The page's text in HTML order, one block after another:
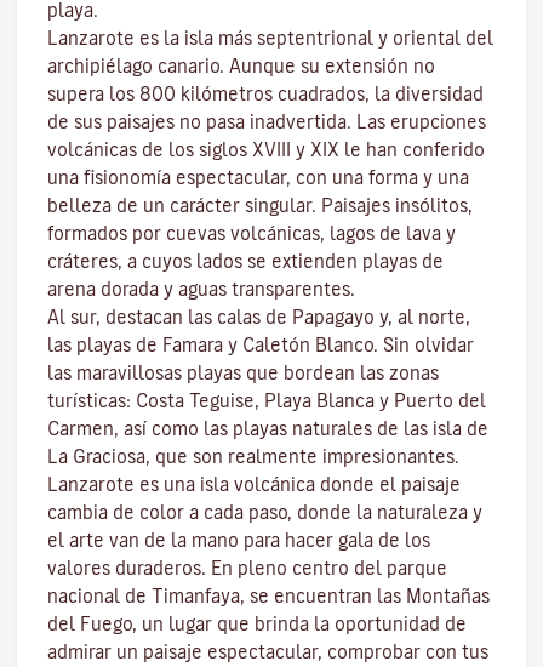
playa.
Lanzarote es la isla más septentrional y oriental del
archipiélago canario. Aunque su extensión no
supera los 800 kilómetros cuadrados, la diversidad
de sus paisajes no pasa inadvertida. Las erupciones
volcánicas de los siglos XVIII y XIX le han conferido
una fisionomía espectacular, con una forma y una
belleza de un carácter singular. Paisajes insólitos,
formados por cuevas volcánicas, lagos de lava y
cráteres, a cuyos lados se extienden playas de
arena dorada y aguas transparentes.
Al sur, destacan las calas de Papagayo y, al norte,
las playas de Famara y Caletón Blanco. Sin olvidar
las maravillosas playas que bordean las zonas
turísticas: Costa Teguise, Playa Blanca y Puerto del
Carmen, así como las playas naturales de las isla de
La Graciosa, que son realmente impresionantes.
Lanzarote es una isla volcánica donde el paisaje
cambia de color a cada paso, donde la naturaleza y
el arte van de la mano para hacer gala de los
valores duraderos. En pleno centro del parque
nacional de Timanfaya, se encuentran las Montañas
del Fuego, un lugar que brinda la oportunidad de
admirar un paisaje espectacular, comprobar con tus